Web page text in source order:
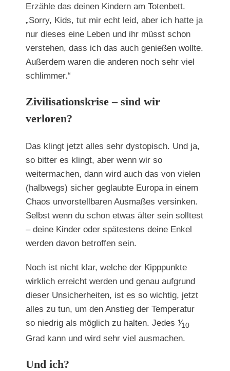
Erzähle das deinen Kindern am Totenbett.
„Sorry, Kids, tut mir echt leid, aber ich hatte ja
nur dieses eine Leben und ihr müsst schon
verstehen, dass ich das auch genießen wollte.
Außerdem waren die anderen noch sehr viel
schlimmer.“
Zivilisationskrise – sind wir
verloren?
Das klingt jetzt alles sehr dystopisch. Und ja,
so bitter es klingt, aber wenn wir so
weitermachen, dann wird auch das von vielen
(halbwegs) sicher geglaubte Europa in einem
Chaos unvorstellbaren Ausmaßes versinken.
Selbst wenn du schon etwas älter sein solltest
– deine Kinder oder spätestens deine Enkel
werden davon betroffen sein.
Noch ist nicht klar, welche der Kipppunkte
wirklich erreicht werden und genau aufgrund
dieser Unsicherheiten, ist es so wichtig, jetzt
alles zu tun, um den Anstieg der Temperatur
so niedrig als möglich zu halten. Jedes ⅟10
Grad kann und wird sehr viel ausmachen.
Und ich?